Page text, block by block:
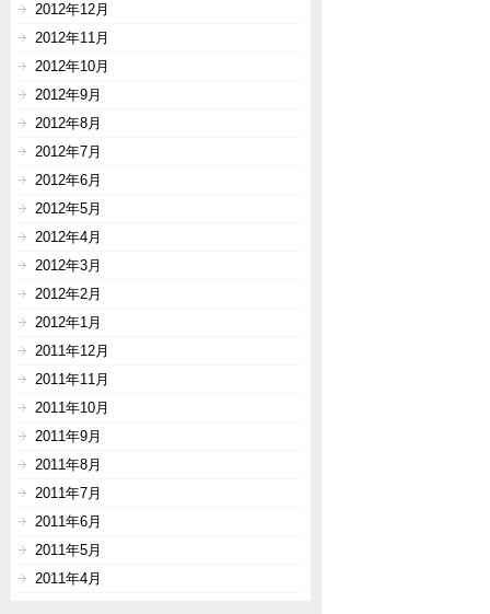
2012年12月
2012年11月
2012年10月
2012年9月
2012年8月
2012年7月
2012年6月
2012年5月
2012年4月
2012年3月
2012年2月
2012年1月
2011年12月
2011年11月
2011年10月
2011年9月
2011年8月
2011年7月
2011年6月
2011年5月
2011年4月